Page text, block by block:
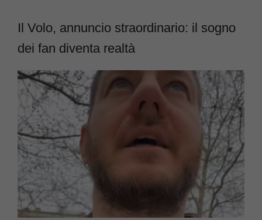
Il Volo, annuncio straordinario: il sogno
dei fan diventa realtà